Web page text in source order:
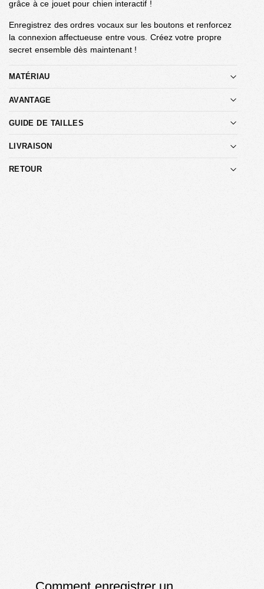
grâce à ce jouet pour chien interactif !
Enregistrez des ordres vocaux sur les boutons et renforcez
la connexion affectueuse entre vous. Créez votre propre
secret ensemble dès maintenant !
MATÉRIAU
AVANTAGE
GUIDE DE TAILLES
LIVRAISON
RETOUR